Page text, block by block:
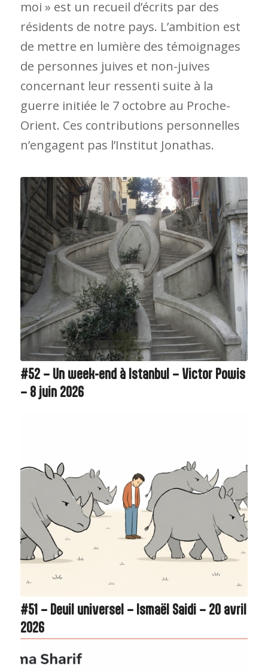
moi » est un recueil d’écrits par des
résidents de notre pays. L’ambition est
de mettre en lumière des témoignages
de personnes juives et non-juives
concernant leur ressenti suite à la
guerre initiée le 7 octobre au Proche-
Orient. Ces contributions personnelles
n’engagent pas l’Institut Jonathas.
#52 – Un week-end à Istanbul – Victor Powis
– 8 juin 2026
#51 – Deuil universel – Ismaël Saidi – 20 avril
2026